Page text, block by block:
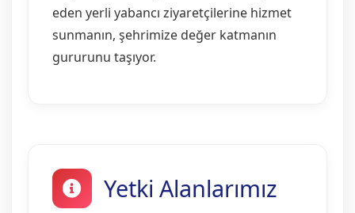
eden yerli yabancı ziyaretçilerine hizmet
sunmanın, şehrimize değer katmanın
gururunu taşıyor.
Yetki Alanlarımız